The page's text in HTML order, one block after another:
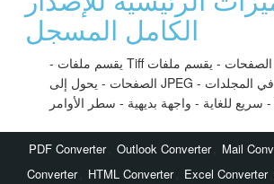
الكامل المسجل
- يقسم ملفات Tiff متعددة الصفحات - يقسم ملفات DCX - يدور
الصفحات - يحول إلى JPEG - يعالج الملفات في المجلدات
- سريع للغاية - واجهة بديهية - سطر الأوامر
PDF Converter Outlook Converter Mail
Converter
HTML Converter Excel Converter